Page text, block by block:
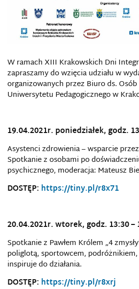
W ramach XIII Krakowskich Dni
zapraszamy do wzięcia udziału w
organizowanych przez Biuro ds.
Uniwersytetu Pedagogicznego w
19.04.2021r. poniedziałek, godz.
Asystenci zdrowienia – wsparcie
Spotkanie z osobami po
psychicznego, moderacja: Mateusz
DOSTĘP: https://tiny.pl/r8x71
20.04.2021r. wtorek, godz. 13:30 –
Spotkanie z Pawłem Królem „4
poliglotą, sportowcem,
inspiruje do działania.
DOSTĘP: https://tiny.pl/r8xrj